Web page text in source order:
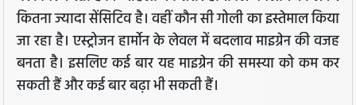
कितना ज्यादा सेंसिटिव है। वहीं कौन सी गोली का इस्तेमाल किया
जा रहा है। एस्ट्रोजन हार्मोन के लेवल में बदलाव माइग्रेन की वजह
बनता है। इसलिए कई बार यह माइग्रेन की समस्या को कम कर
सकती हैं और कई बार बढ़ा भी सकती हैं।